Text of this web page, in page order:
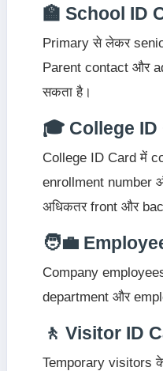
🏫 School ID
Primary से लेकर
Parent contact और
सकता है।
🎓 College ID
College ID Card में
enrollment number
अधिकतर front और
🧑‍💼
Company
department और
🚶 Visitor ID
Temporary visitors